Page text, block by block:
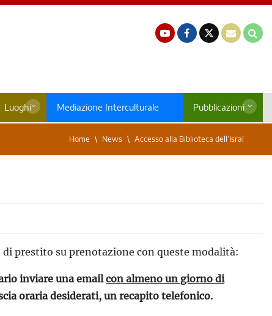
Luoghi Mediazione Interculturale Pubblicazioni
Home News Accesso alla Biblioteca dell’Isral
prestito su prenotazione con queste modalità:
inviare una emailcon almeno un giorno di
oraria desiderati, un recapito telefonico.